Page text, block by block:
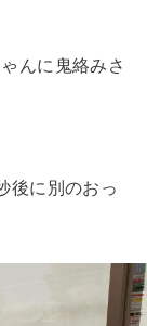
んに鬼絡みさ
後に別のおっ